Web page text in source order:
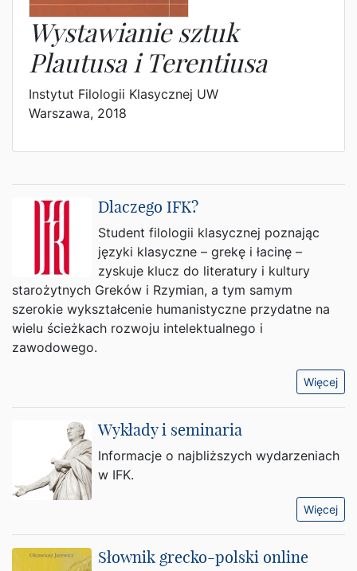
Wystawianie sztuk
Plautusa i Terentiusa
Instytut Filologii Klasycznej UW
Warszawa, 2018
Dlaczego IFK?
Student filologii klasycznej poznając
języki klasyczne – grekę i łacinę –
zyskuje klucz do literatury i kultury
starożytnych Greków i Rzymian, a tym samym
szerokie wykształcenie humanistyczne przydatne na
wielu ścieżkach rozwoju intelektualnego i
zawodowego.
Więcej
Wykłady i seminaria
Informacje o najbliższych wydarzeniach
w IFK.
Więcej
Słownik grecko-polski online